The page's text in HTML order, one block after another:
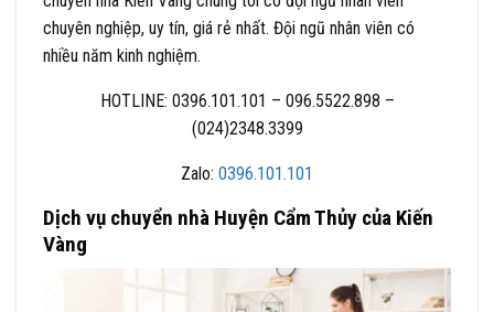
chuyên nghiệp, uy tín, giá rẻ nhất. Đội ngũ nhân viên có
nhiều năm kinh nghiệm.
HOTLINE: 0396.101.101 – 096.5522.898 –
(024)2348.3399
Zalo: 0396.101.101
Dịch vụ chuyển nhà Huyện Cẩm Thủy của Kiến
Vàng